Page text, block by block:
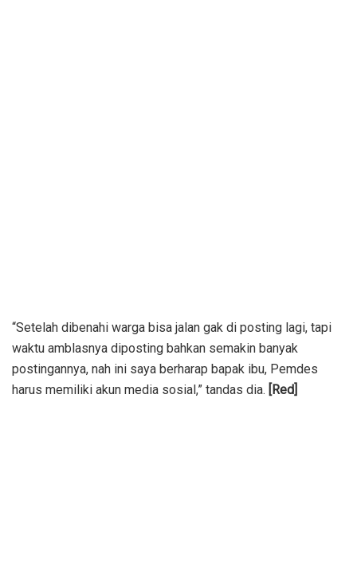
“Setelah dibenahi warga bisa jalan gak di posting lagi, tapi
waktu amblasnya diposting bahkan semakin banyak
postingannya, nah ini saya berharap bapak ibu, Pemdes
harus memiliki akun media sosial,” tandas dia. [Red]